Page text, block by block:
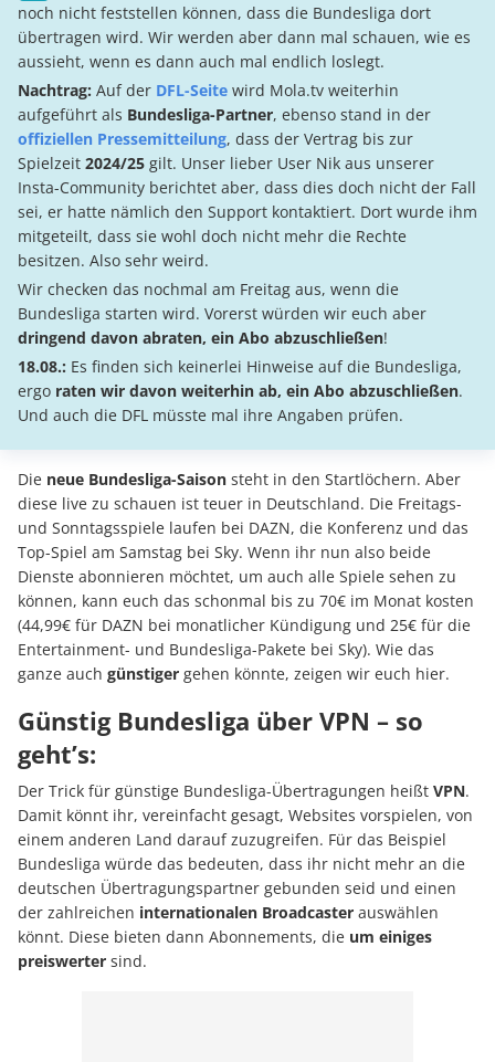
noch nicht feststellen können, dass die Bundesliga dort
übertragen wird. Wir werden aber dann mal schauen, wie es
aussieht, wenn es dann auch mal endlich loslegt.
Nachtrag: Auf der DFL-Seite wird Mola.tv weiterhin
aufgeführt als Bundesliga-Partner, ebenso stand in der
offiziellen Pressemitteilung, dass der Vertrag bis zur
Spielzeit 2024/25 gilt. Unser lieber User Nik aus unserer
Insta-Community berichtet aber, dass dies doch nicht der Fall
sei, er hatte nämlich den Support kontaktiert. Dort wurde ihm
mitgeteilt, dass sie wohl doch nicht mehr die Rechte
besitzen. Also sehr weird.
Wir checken das nochmal am Freitag aus, wenn die
Bundesliga starten wird. Vorerst würden wir euch aber
dringend davon abraten, ein Abo abzuschließen!
18.08.: Es finden sich keinerlei Hinweise auf die Bundesliga,
ergo raten wir davon weiterhin ab, ein Abo abzuschließen.
Und auch die DFL müsste mal ihre Angaben prüfen.
Die neue Bundesliga-Saison steht in den Startlöchern. Aber
diese live zu schauen ist teuer in Deutschland. Die Freitags-
und Sonntagsspiele laufen bei DAZN, die Konferenz und das
Top-Spiel am Samstag bei Sky. Wenn ihr nun also beide
Dienste abonnieren möchtet, um auch alle Spiele sehen zu
können, kann euch das schonmal bis zu 70€ im Monat kosten
(44,99€ für DAZN bei monatlicher Kündigung und 25€ für die
Entertainment- und Bundesliga-Pakete bei Sky). Wie das
ganze auch günstiger gehen könnte, zeigen wir euch hier.
Günstig Bundesliga über VPN – so
geht’s:
Der Trick für günstige Bundesliga-Übertragungen heißt VPN.
Damit könnt ihr, vereinfacht gesagt, Websites vorspielen, von
einem anderen Land darauf zuzugreifen. Für das Beispiel
Bundesliga würde das bedeuten, dass ihr nicht mehr an die
deutschen Übertragungspartner gebunden seid und einen
der zahlreichen internationalen Broadcaster auswählen
könnt. Diese bieten dann Abonnements, die um einiges
preiswerter sind.